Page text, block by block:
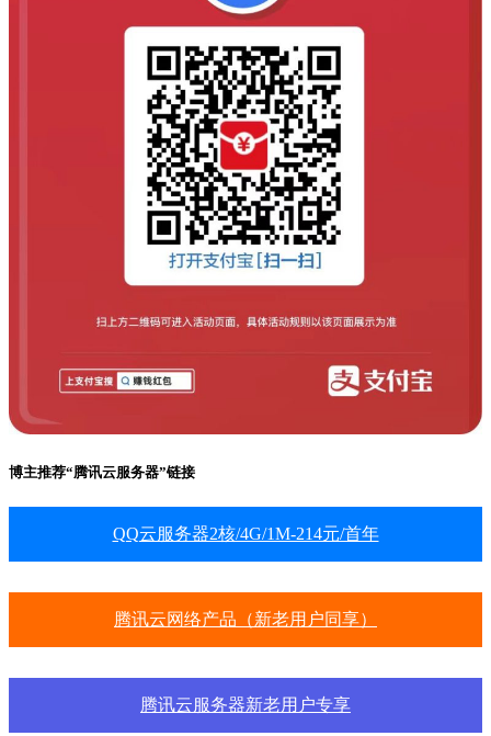
博主推荐“腾讯云服务器”链接
QQ云服务器2核/4G/1M-214元/首年
腾讯云网络产品（新老用户同享）
腾讯云服务器新老用户专享